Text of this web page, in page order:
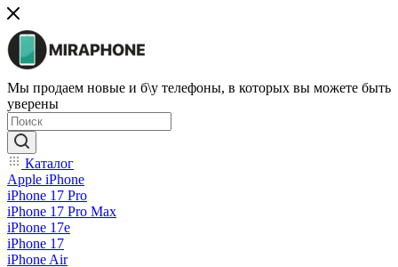
Мы продаем новые и б\у телефоны, в которых вы можете быть
уверены
Каталог
Apple iPhone
iPhone 17 Pro
iPhone 17 Pro Max
iPhone 17e
iPhone 17
iPhone Air